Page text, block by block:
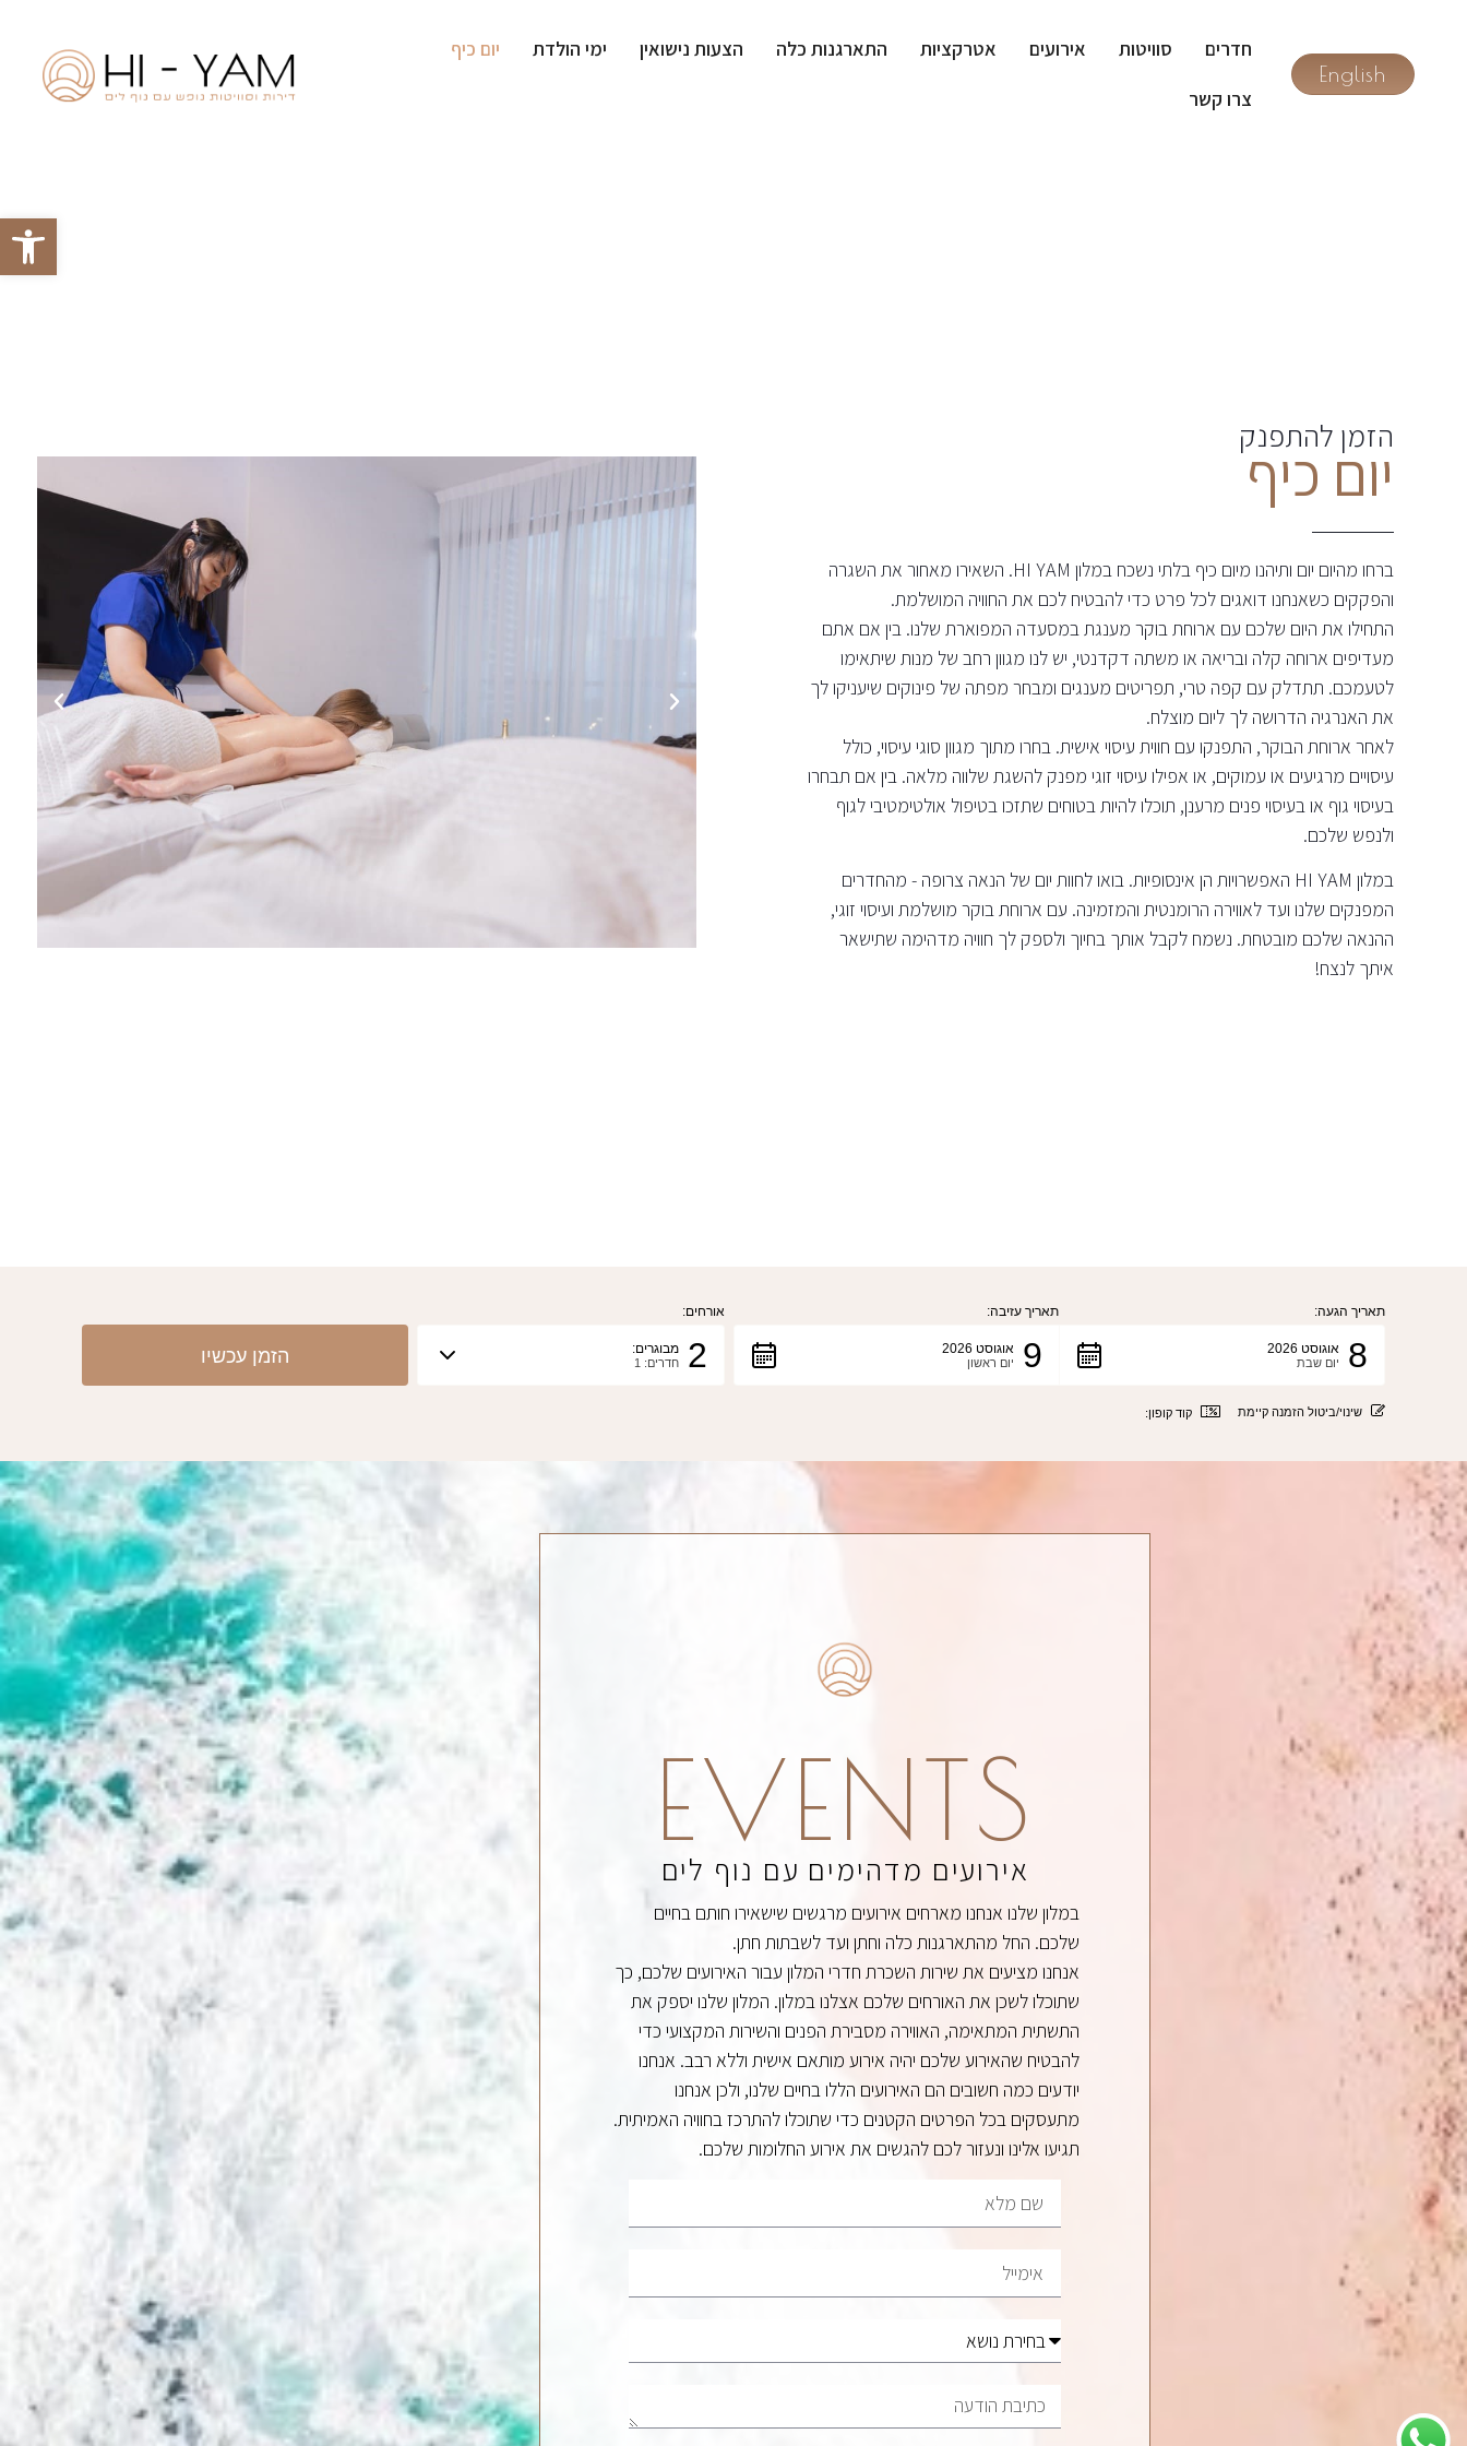
פתח
English
חדרים סוויטות אירועים אטרקציות התארגנות כלה הצעות נישואין ימי הולדת
יום כיף
צרו קשר
הזמן להתפנק
יום כיף
ברחו מהיום יום ותיהנו מיום כיף בלתי נשכח במלון HI YAM. השאירו מאחור את השגרה
והפקקים כשאנחנו דואגים לכל פרט כדי להבטיח לכם את החוויה המושלמת.
התחילו את היום שלכם עם ארוחת בוקר מענגת במסעדה המפוארת שלנו. בין אם אתם
מעדיפים ארוחה קלה ובריאה או משתה דקדנטי, יש לנו מגוון רחב של מנות שיתאימו
לטעמכם. תתדלק עם קפה טרי, תפריטים מענגים ומבחר מפתה של פינוקים שיעניקו לך
את האנרגיה הדרושה לך ליום מוצלח.
לאחר ארוחת הבוקר, התפנקו עם חווית עיסוי אישית. בחרו מתוך מגוון סוגי עיסוי, כולל
עיסויים מרגיעים או עמוקים, או אפילו עיסוי זוגי מפנק להשגת שלווה מלאה. בין אם תבחרו
בעיסוי גוף או בעיסוי פנים מרענן, תוכלו להיות בטוחים שתזכו בטיפול אולטימטיבי לגוף
ולנפש שלכם.
במלון HI YAM האפשרויות הן אינסופיות. בואו לחוות יום של הנאה צרופה - מהחדרים
המפנקים שלנו ועד לאווירה הרומנטית והמזמינה. עם ארוחת בוקר מושלמת ועיסוי זוגי,
ההנאה שלכם מובטחת. נשמח לקבל אותך בחיוך ולספק לך חוויה מדהימה שתישאר
איתך לנצח!
תאריך הגעה:
8 אוגוסט 2026
יום שבת
תאריך עזיבה:
9 אוגוסט 2026
יום ראשון
אורחים:
2 מבוגרים:
חדרים: 1
קוד קופון: שינוי/ביטול הזמנה קיימת
EVENTS
אירועים מדהימים עם נוף לים
במלון שלנו אנחנו מארחים אירועים מרגשים שישאירו חותם בחיים
שלכם. החל מהתארגנות כלה וחתן ועד לשבתות חתן.
אנחנו מציעים את שירות השכרת חדרי המלון עבור האירועים שלכם, כך
שתוכלו לשכן את האורחים שלכם אצלנו במלון. המלון שלנו יספק את
התשתית המתאימה, האווירה מסבירת הפנים והשירות המקצועי כדי
להבטיח שהאירוע שלכם יהיה אירוע מותאם אישית וללא רבב. אנחנו
יודעים כמה חשובים הם האירועים הללו בחיים שלנו, ולכן אנחנו
מתעסקים בכל הפרטים הקטנים כדי שתוכלו להתרכז בחוויה האמיתית.
תגיעו אלינו ונעזור לכם להגשים את אירוע החלומות שלכם.